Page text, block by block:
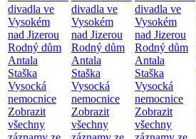
divadla ve
Vysokém
nad Jizerou
Rodný dům
Antala
Staška
Vysocká
nemocnice
Zobrazit
všechny
divadla ve
Vysokém
nad Jizerou
Rodný dům
Antala
Staška
Vysocká
nemocnice
Zobrazit
všechny
divadla ve
Vysokém
nad Jizerou
Rodný dům
Antala
Staška
Vysocká
nemocnice
Zobrazit
všechny